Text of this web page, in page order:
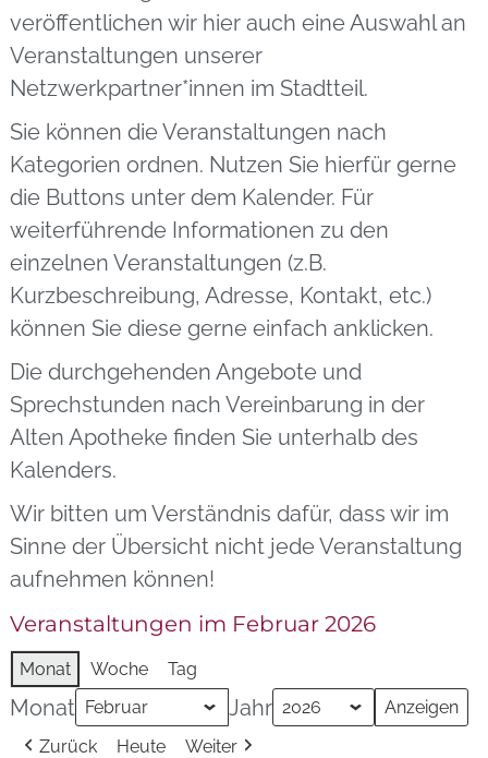
veröffentlichen wir hier auch eine Auswahl an
Veranstaltungen unserer
Netzwerkpartner*innen im Stadtteil.
Sie können die Veranstaltungen nach
Kategorien ordnen. Nutzen Sie hierfür gerne
die Buttons unter dem Kalender. Für
weiterführende Informationen zu den
einzelnen Veranstaltungen (z.B.
Kurzbeschreibung, Adresse, Kontakt, etc.)
können Sie diese gerne einfach anklicken.
Die durchgehenden Angebote und
Sprechstunden nach Vereinbarung in der
Alten Apotheke finden Sie unterhalb des
Kalenders.
Wir bitten um Verständnis dafür, dass wir im
Sinne der Übersicht nicht jede Veranstaltung
aufnehmen können!
Veranstaltungen im Februar 2026
Monat Woche Tag
Monat Jahr
Zurück Heute Weiter